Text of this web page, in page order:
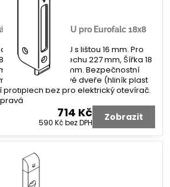
G-U úhlový U pro Eurofalc 18x8
zámku G-U s lištou 16 mm. Pro
8 mm. Délka plechu 227 mm, Šířka 18
Koncovka 2x 8 mm. Bezpečnostní
na profilové dveře (hliník plast
bez pro elektrický otevírač.
714 Kč
590 Kčbez DPH Zobrazit